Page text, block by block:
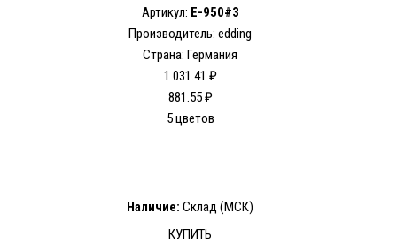
Артикул: E-950#3
Производитель: edding
Страна: Германия
1 031.41 ₽
881.55 ₽
5 цветов
Наличие: Склад (МСК)
КУПИТЬ